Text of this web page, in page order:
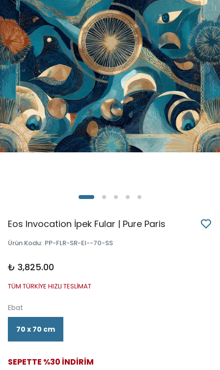
Eos Invocation İpek Fular | Pure Paris
Ürün Kodu: PP-FLR-SR-EI--70-SS
₺ 3,825.00
TÜM TÜRKİYE HIZLI TESLİMAT
Ebat
70 x 70 cm
SEPETTE %30 İNDİRİM